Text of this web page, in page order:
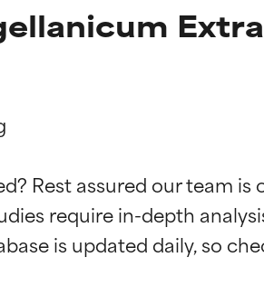
Rest assured our team
require in-depth
de
de